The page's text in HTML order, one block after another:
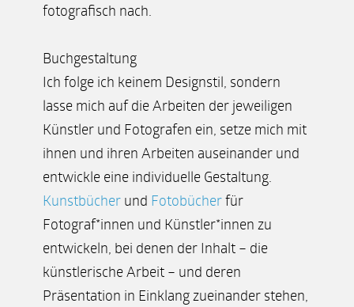
fotografisch nach.
Buchgestaltung
Ich folge ich keinem Designstil, sondern
lasse mich auf die Arbeiten der jeweiligen
Künstler und Fotografen ein, setze mich mit
ihnen und ihren Arbeiten auseinander und
entwickle eine individuelle Gestaltung.
Kunstbücherund Fotobücherfür
Fotograf*innen und Künstler*innen zu
entwickeln, bei denen der Inhalt – die
künstlerische Arbeit – und deren
Präsentation in Einklang zueinander stehen,